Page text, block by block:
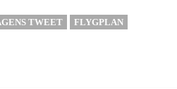
TWEET FLYGPLAN